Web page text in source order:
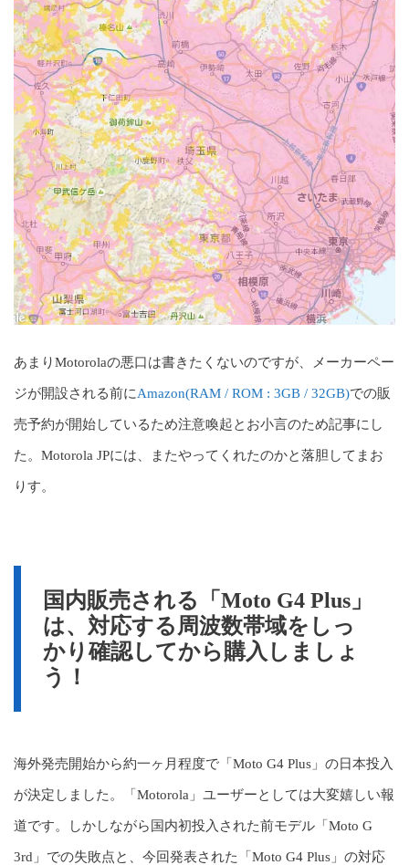
あまりMotorolaの悪口は書きたくないのですが、メーカーペー
ジが開設される前にAmazon(RAM / ROM : 3GB / 32GB)での販
売予約が開始しているため注意喚起とお小言のため記事にし
た。Motorola JPには、またやってくれたのかと落胆してまお
りす。
国内販売される「Moto G4 Plus」
は、対応する周波数帯域をしっ
かり確認してから購入しましょ
う！
海外発売開始から約一ヶ月程度で「Moto G4 Plus」の日本投入
が決定しました。「Motorola」ユーザーとしては大変嬉しい報
道です。しかしながら国内初投入された前モデル「Moto G
3rd」での失敗点と、今回発表された「Moto G4 Plus」の対応